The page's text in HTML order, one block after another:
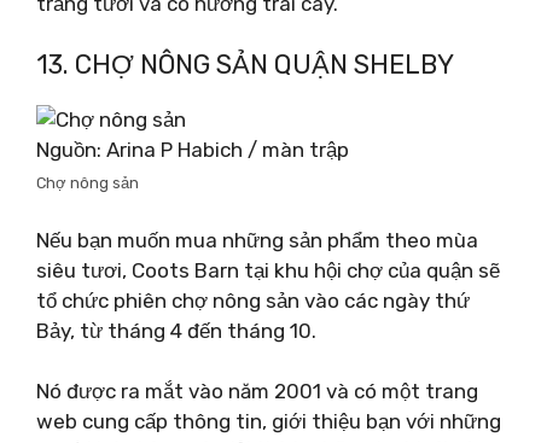
13. CHỢ NÔNG SẢN QUẬN SHELBY
Nguồn: Arina P Habich / màn trập
Chợ nông sản
Nếu bạn muốn mua những sản phẩm theo mùa
siêu tươi, Coots Barn tại khu hội chợ của quận sẽ
tổ chức phiên chợ nông sản vào các ngày thứ
Bảy, từ tháng 4 đến tháng 10.
Nó được ra mắt vào năm 2001 và có một trang
web cung cấp thông tin, giới thiệu bạn với những